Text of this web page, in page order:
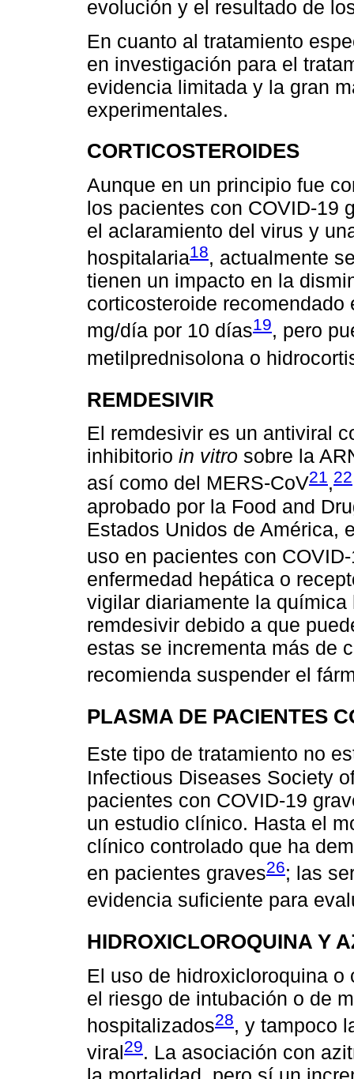
evolución y el resultado de
En cuanto al tratamiento
en investigación para el
evidencia limitada y la gran
experimentales.
CORTICOSTEROIDES
Aunque en un principio fue
los pacientes con COVID-19
el aclaramiento del virus y
hospitalaria18, actualmente
tienen un impacto en la
corticosteroide
mg/día por 10 días19, pero
metilprednisolona o
REMDESIVIR
El remdesivir es un antiviral
inhibitorio in vitro sobre la
así como del MERS-CoV21,22
aprobado por la Food and
Estados Unidos de América,
uso en pacientes con
enfermedad hepática o
vigilar diariamente la
remdesivir debido a que
estas se incrementa más de
recomienda suspender el
PLASMA DE PACIENTES
Este tipo de tratamiento no
Infectious Diseases Society
pacientes con COVID-19
un estudio clínico. Hasta el
clínico controlado que ha
en pacientes graves26; las
evidencia suficiente para
HIDROXICLOROQUINA Y
El uso de hidroxicloroquina
el riesgo de intubación o de
hospitalizados28, y tampoco
viral29. La asociación con